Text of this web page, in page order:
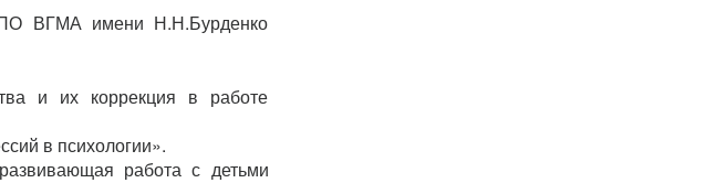
ВГМА имени Н.Н.Бурденко
и их коррекция в работе
в психологии».
работа с детьми